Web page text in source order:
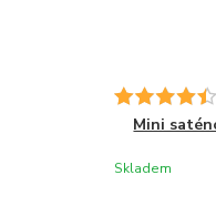
Mini
Skladem